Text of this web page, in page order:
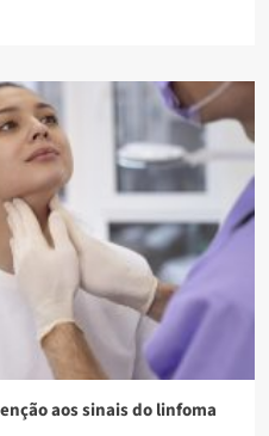
aos sinais do linfoma